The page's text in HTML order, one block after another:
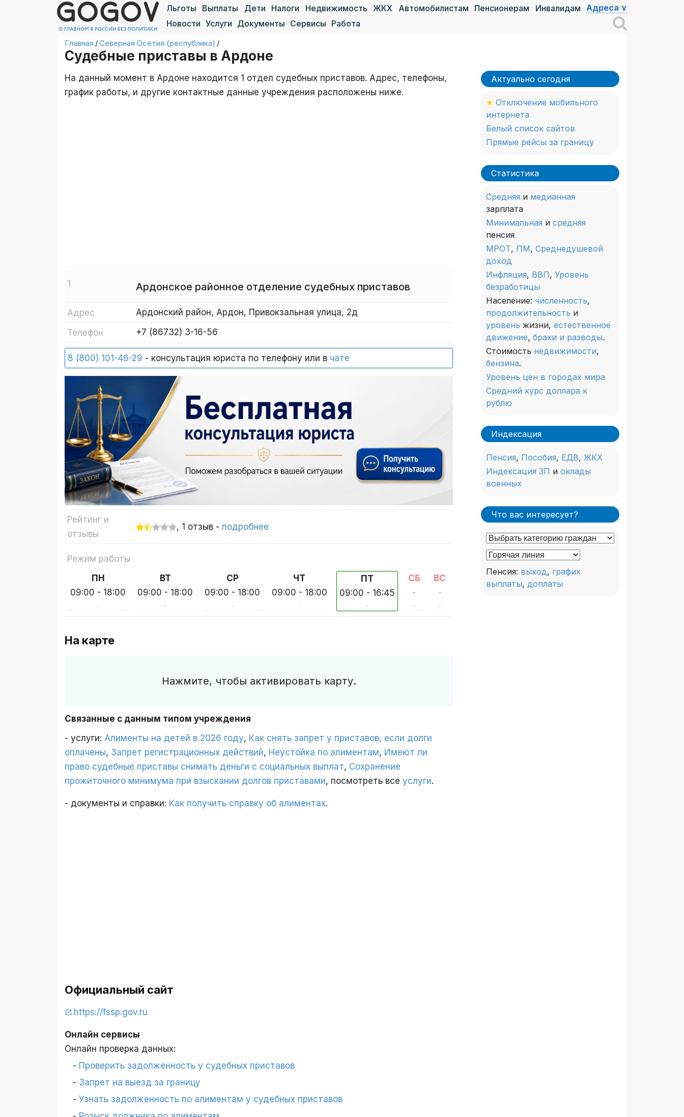
Льготы Выплаты Дети Налоги Недвижимость ЖКХ Автомобилистам Пенсионерам Инвалидам Адреса ∨
Новости Услуги Документы Сервисы Работа
Главная /Северная Осетия (республика) /
Судебные приставы в Ардоне
На данный момент в Ардоне находится 1 отдел судебных приставов. Адрес, телефоны,
график работы, и другие контактные данные учреждения расположены ниже.
1 Ардонское районное отделение судебных приставов
Адрес
Ардонский район, Ардон, Привокзальная улица, 2д
Телефон
+7 (86732) 3-16-56
8 (800) 101-46-29 - консультация юриста по телефону или в чате
Рейтинг и
отзывы
, 1 отзыв - подробнее
Режим работы
ПН
09:00 - 18:00
-
ВТ
09:00 - 18:00
-
СР
09:00 - 18:00
-
ЧТ
09:00 - 18:00
-
ПТ
09:00 - 16:45
-
СБ
-
-
ВС
-
-
На карте
Нажмите, чтобы активировать карту.
Связанные с данным типом учреждения
- услуги: Алименты на детей в 2026 году, Как снять запрет у приставов, если долги
оплачены, Запрет регистрационных действий, Неустойка по алиментам, Имеют ли
право судебные приставы снимать деньги с социальных выплат, Сохранение
прожиточного минимума при взыскании долгов приставами, посмотреть все услуги.
- документы и справки: Как получить справку об алиментах.
Официальный сайт
https://fssp.gov.ru
Онлайн сервисы
Онлайн проверка данных:
Проверить задолженность у судебных приставов
Запрет на выезд за границу
Узнать задолженность по алиментам у судебных приставов
Актуально сегодня
★ Отключение мобильного
интернета
Белый список сайтов
Прямые рейсы за границу
Статистика
Средняя и медианная
зарплата
Минимальная и средняя
пенсия
МРОТ, ПМ, Среднедушевой
доход
Инфляция, ВВП, Уровень
безработицы
Население: численность,
продолжительность и
уровень жизни, естественное
движение, браки и разводы.
Стоимость недвижимости,
бензина.
Уровень цен в городах мира
Средний курс доллара к
рублю
Индексация
Пенсия, Пособия, ЕДВ, ЖКХ
Индексация ЗП и оклады
военных
Что вас интересует?
Пенсия: выход, график
выплаты, доплаты